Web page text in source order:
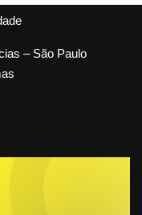
– São Paulo